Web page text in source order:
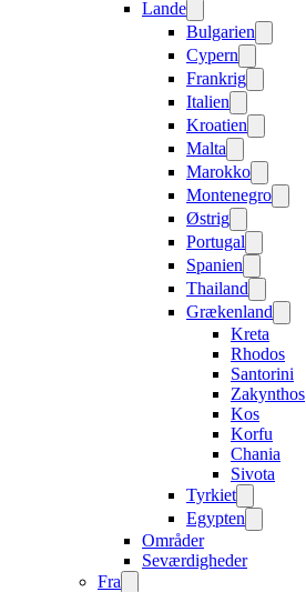
Lande
Bulgarien
Cypern
Frankrig
Italien
Kroatien
Malta
Marokko
Montenegro
Østrig
Portugal
Spanien
Thailand
Grækenland
Kreta
Rhodos
Santorini
Zakynthos
Kos
Korfu
Chania
Sivota
Tyrkiet
Egypten
Områder
Seværdigheder
Fra